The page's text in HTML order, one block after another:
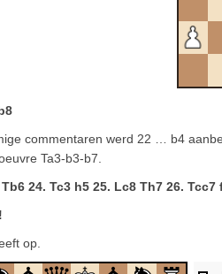
commentaren werd 22 … b4
Ta3-b3-b7.
Tb6 24. Tc3 h5 25. Lc8 Th7 26. Tcc7
op.